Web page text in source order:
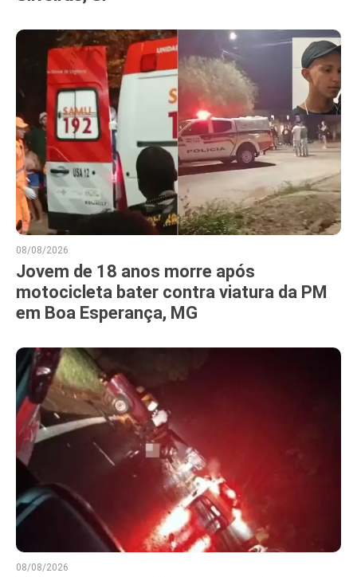
08/08/2026
Jovem de 18 anos morre após
motocicleta bater contra viatura da PM
em Boa Esperança, MG
08/08/2026